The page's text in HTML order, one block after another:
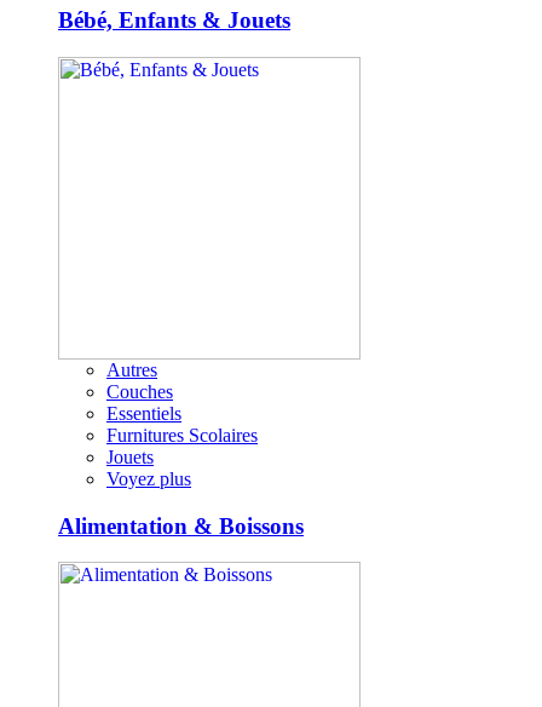
Bébé, Enfants & Jouets
Autres
Couches
Essentiels
Furnitures Scolaires
Jouets
Voyez plus
Alimentation & Boissons